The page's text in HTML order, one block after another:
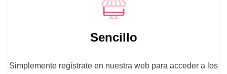
Sencillo
Simplemente regístrate en nuestra web para acceder a los